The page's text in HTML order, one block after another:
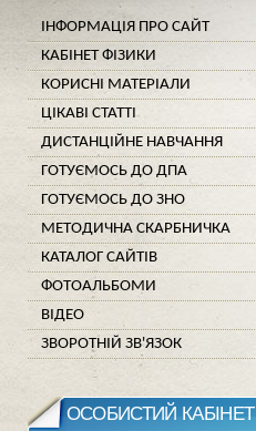
ІНФОРМАЦІЯ ПРО САЙТ
КАБІНЕТ ФІЗИКИ
КОРИСНІ МАТЕРІАЛИ
ЦІКАВІ СТАТТІ
ДИСТАНЦІЙНЕ НАВЧАННЯ
ГОТУЄМОСЬ ДО ДПА
ГОТУЄМОСЬ ДО ЗНО
МЕТОДИЧНА СКАРБНИЧКА
КАТАЛОГ САЙТІВ
ФОТОАЛЬБОМИ
ВІДЕО
ЗВОРОТНІЙ ЗВ'ЯЗОК
ОСОБИСТИЙ КАБІНЕТ